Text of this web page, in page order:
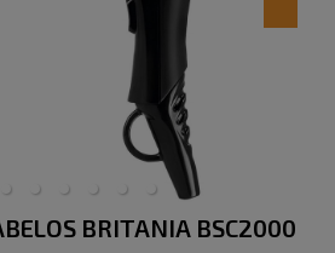
BRITANIA BSC2000